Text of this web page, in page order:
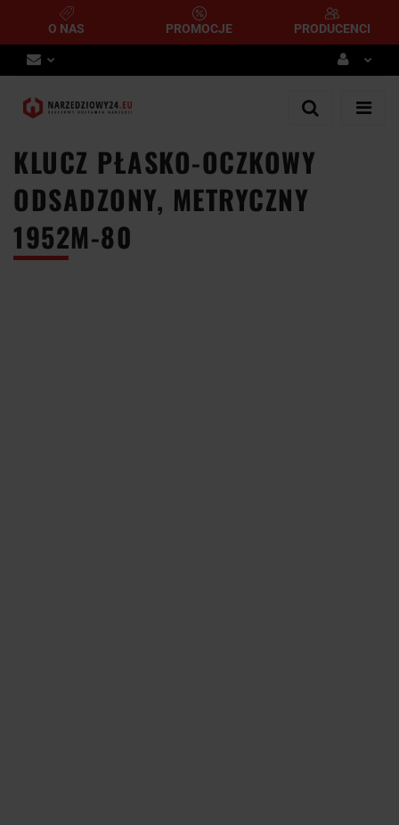
O NAS PROMOCJE PRODUCENCI
Zaloguj się
Dodaj zgłoszenie
KLUCZ PŁASKO-OCZKOWY
ODSADZONY, METRYCZNY
1952M-80